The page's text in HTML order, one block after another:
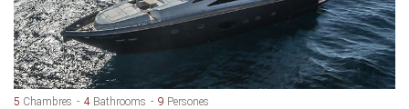
5 Chambres 4 Bathrooms 9 Persones